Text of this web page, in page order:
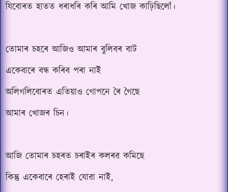
যিবোৰত হাতত ধৰাধৰি কৰি আমি খোজ কাঢ়িছিলোঁ।
তোমাৰ চহৰে আজিও আমাৰ বুলিবৰ বাট
একেবাৰে বন্ধ কৰিব পৰা নাই
অলিগলিবোৰত এতিয়াও গোপনে ৰৈ গৈছে
আমাৰ খোজৰ চিন।
আজি তোমাৰ চহৰত চৰাইৰ কলৰৱ কমিছে
কিন্তু একেবাৰে হেৰাই যোৱা নাই,